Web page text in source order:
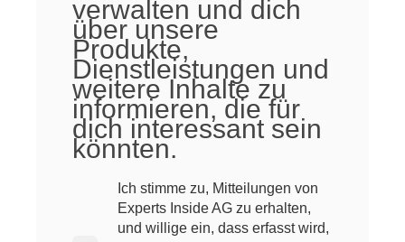
verwalten und dich
über unsere
Produkte,
Dienstleistungen und
weitere Inhalte zu
informieren, die für
dich interessant sein
könnten.
Ich stimme zu, Mitteilungen von
Experts Inside AG zu erhalten,
und willige ein, dass erfasst wird,